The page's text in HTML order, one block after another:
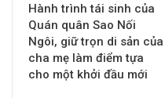
Hành trình tái sinh của
Quán quân Sao Nối
Ngôi, giữ trọn di sản của
cha mẹ làm điểm tựa
cho một khởi đầu mới